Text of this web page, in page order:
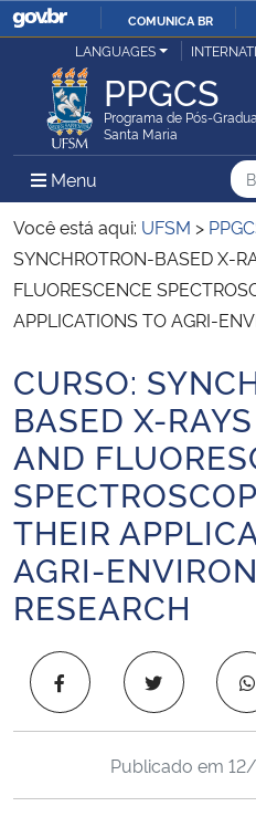
O
COMUNICA BR
Ministério da Justiça e Segurança Pública
Ministério da Defesa
Ministério das Relações Exteriores
Ministério da Economia
Ministério da Agricultura, Pecuária e
Ministério da Educação
Ministério da Cidadania
Ministério da Saúde
Ministério da Ciência, Tecnologia,
LANGUAGES
PPGCS
Programa de Pós-
Santa Maria
Menu Menu Principal
Você está aqui: UFSM >
SYNCHROTRON-BASED X-
FLUORESCENCE
APPLICATIONS TO AGRI-
Início do conteúdo
CURSO:
BASED X-
AND
THEIR
AGRI-
RESEARCH
Publicado em